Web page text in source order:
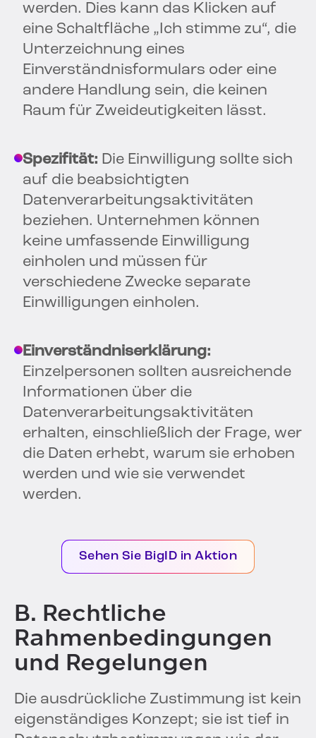
werden. Dies kann das Klicken auf
eine Schaltfläche „Ich stimme zu“, die
Unterzeichnung eines
Einverständnisformulars oder eine
andere Handlung sein, die keinen
Raum für Zweideutigkeiten lässt.
Spezifität: Die Einwilligung sollte sich
auf die beabsichtigten
Datenverarbeitungsaktivitäten
beziehen. Unternehmen können
keine umfassende Einwilligung
einholen und müssen für
verschiedene Zwecke separate
Einwilligungen einholen.
Einverständniserklärung:
Einzelpersonen sollten ausreichende
Informationen über die
Datenverarbeitungsaktivitäten
erhalten, einschließlich der Frage, wer
die Daten erhebt, warum sie erhoben
werden und wie sie verwendet
werden.
Sehen Sie BigID in Aktion
B. Rechtliche
Rahmenbedingungen
und Regelungen
Die ausdrückliche Zustimmung ist kein
eigenständiges Konzept; sie ist tief in